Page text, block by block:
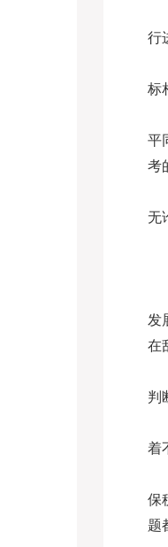
行
标
平
考
无
发
在
判
着
保
题